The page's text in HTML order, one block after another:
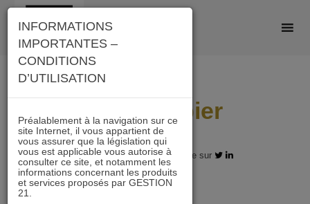
Skip
content
pierrepapier
28.04.2022 - Partagez l'article sur
INFORMATIONS
IMPORTANTES –
CONDITIONS
D’UTILISATION
Préalablement à la navigation sur ce
site Internet, il vous appartient de
vous assurer que la législation qui
vous est applicable vous autorise à
consulter ce site, et notamment les
informations concernant les produits
et services proposés par GESTION
21.